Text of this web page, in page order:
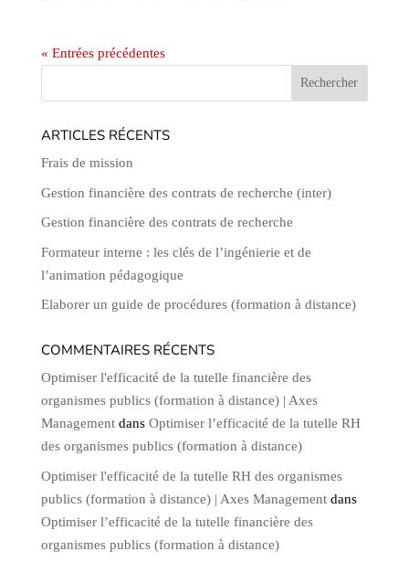
« Entrées précédentes
ARTICLES RÉCENTS
Frais de mission
Gestion financière des contrats de recherche (inter)
Gestion financière des contrats de recherche
Formateur interne : les clés de l’ingénierie et de
l’animation pédagogique
Elaborer un guide de procédures (formation à distance)
COMMENTAIRES RÉCENTS
Optimiser l'efficacité de la tutelle financière des
organismes publics (formation à distance) | Axes
Managementdans Optimiser l’efficacité de la tutelle RH
des organismes publics (formation à distance)
Optimiser l'efficacité de la tutelle RH des organismes
publics (formation à distance) | Axes Managementdans
Optimiser l’efficacité de la tutelle financière des
organismes publics (formation à distance)